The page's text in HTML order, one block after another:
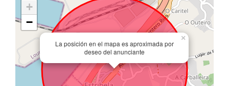
La posición en el mapa es aproximada por
deseo del anunciante
×
+
−